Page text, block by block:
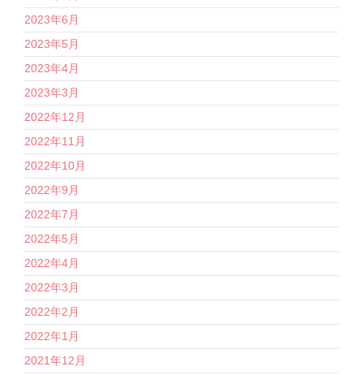
2023年6月
2023年5月
2023年4月
2023年3月
2022年12月
2022年11月
2022年10月
2022年9月
2022年7月
2022年5月
2022年4月
2022年3月
2022年2月
2022年1月
2021年12月